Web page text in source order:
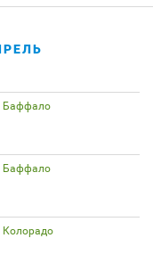
Баффало
Баффало
Колорадо